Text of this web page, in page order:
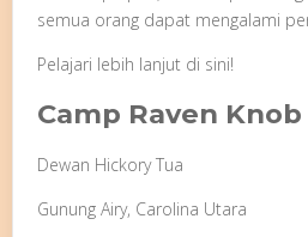
semua orang dapat mengalami
Pelajari lebih lanjut di sini!
Camp Raven Knob
Dewan Hickory Tua
Gunung Airy, Carolina Utara